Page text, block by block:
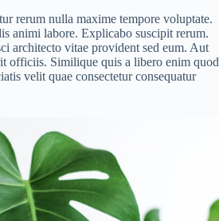
rerum nulla maxime tempore voluptate.
animi labore. Explicabo suscipit rerum.
architecto vitae provident sed eum. Aut
officiis. Similique quis a libero enim quod
velit quae consectetur consequatur